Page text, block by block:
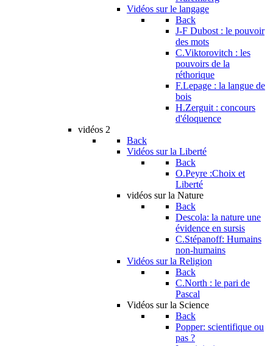
Vidéos sur le langage
Back
J-F Dubost : le pouvoir
des mots
C.Viktorovitch : les
pouvoirs de la
réthorique
F.Lepage : la langue de
bois
H.Zerguit : concours
d'éloquence
vidéos 2
Back
Vidéos sur la Liberté
Back
O.Peyre :Choix et
Liberté
vidéos sur la Nature
Back
Descola: la nature une
évidence en sursis
C.Stépanoff: Humains
non-humains
Vidéos sur la Religion
Back
C.North : le pari de
Pascal
Vidéos sur la Science
Back
Popper: scientifique ou
pas ?